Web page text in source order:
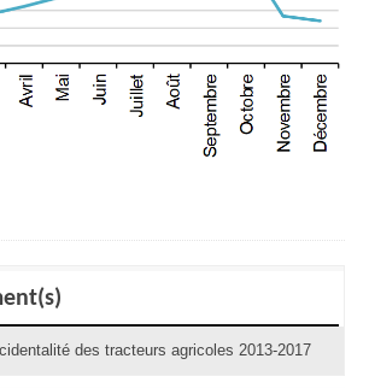
des tracteurs agricoles 2013-2017